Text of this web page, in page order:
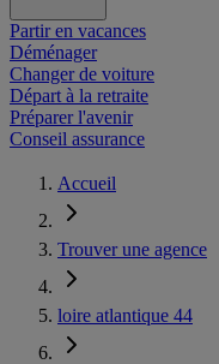
Partir en vacances
Déménager
Changer de voiture
Départ à la retraite
Préparer l'avenir
Conseil assurance
Accueil
Trouver une agence
loire atlantique 44